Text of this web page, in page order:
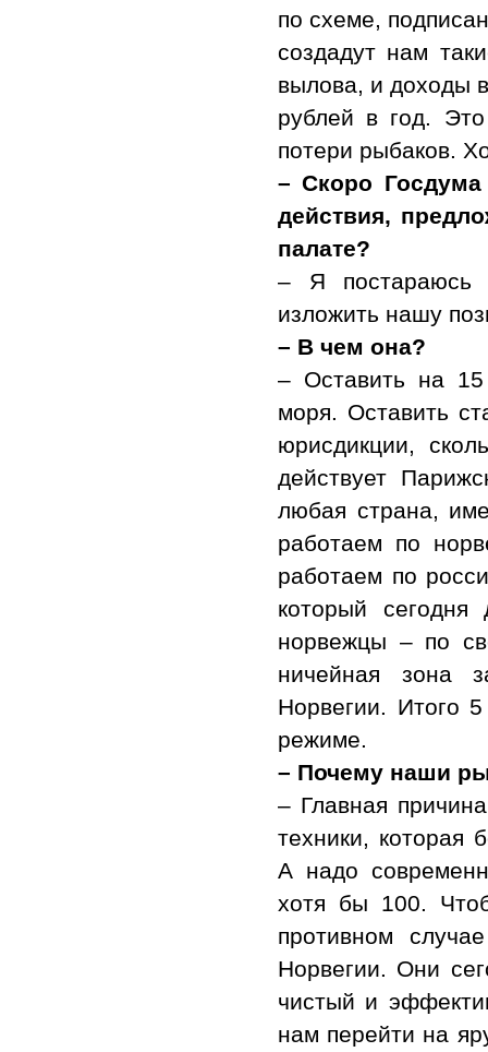
по схеме,
создадут нам
вылова, и доходы
рублей в год.
потери рыбаков.
– Скоро
действия,
палате?
– Я постараюсь
изложить нашу
– В чем она?
– Оставить на
моря. Оставить
юрисдикции,
действует
любая страна,
работаем по
работаем по
который
норвежцы – по
ничейная зона
Норвегии. Итого
режиме.
– Почему наши
– Главная
техники, которая
А надо
хотя бы 100.
противном
Норвегии. Они
чистый и
нам перейти на